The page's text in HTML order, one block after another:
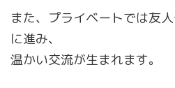
また、プライベートでは友
に進み、
温かい交流が生まれます。